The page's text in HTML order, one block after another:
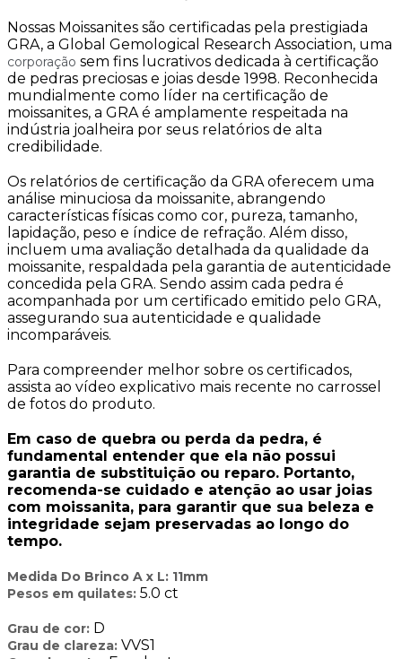
Nossas Moissanites são certificadas pela prestigiada
GRA, a Global Gemological Research Association, uma
corporação sem fins lucrativos dedicada à certificação
de pedras preciosas e joias desde 1998. Reconhecida
mundialmente como líder na certificação de
moissanites, a GRA é amplamente respeitada na
indústria joalheira por seus relatórios de alta
credibilidade.
Os relatórios de certificação da GRA oferecem uma
análise minuciosa da moissanite, abrangendo
características físicas como cor, pureza, tamanho,
lapidação, peso e índice de refração. Além disso,
incluem uma avaliação detalhada da qualidade da
moissanite, respaldada pela garantia de autenticidade
concedida pela GRA. Sendo assim cada pedra é
acompanhada por um certificado emitido pelo GRA,
assegurando sua autenticidade e qualidade
incomparáveis.
Para compreender melhor sobre os certificados,
assista ao vídeo explicativo mais recente no carrossel
de fotos do produto.
Em caso de quebra ou perda da pedra, é
fundamental entender que ela não possui
garantia de substituição ou reparo. Portanto,
recomenda-se cuidado e atenção ao usar joias
com moissanita, para garantir que sua beleza e
integridade sejam preservadas ao longo do
tempo.
Medida Do Brinco A x L: 11mm
Pesos em quilates: 5.0 ct
Grau de cor: D
Grau de clareza: VVS1